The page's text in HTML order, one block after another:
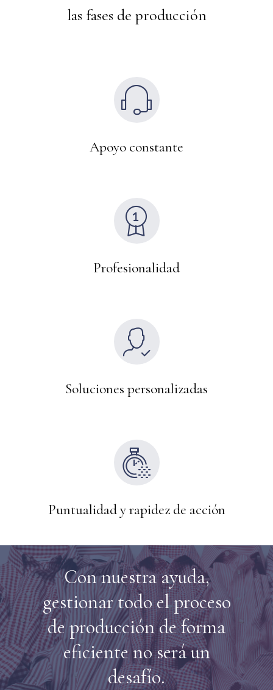
las fases de producción
Apoyo constante
Profesionalidad
Soluciones personalizadas
Puntualidad y rapidez de acción
Con nuestra ayuda,
gestionar todo el proceso
de producción de forma
eficiente no será un
desafío.